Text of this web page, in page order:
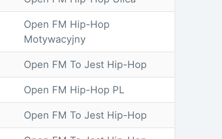
Open FM Hip-Hop
Motywacyjny
Open FM To Jest Hip-Hop
Open FM Hip-Hop PL
Open FM To Jest Hip-Hop